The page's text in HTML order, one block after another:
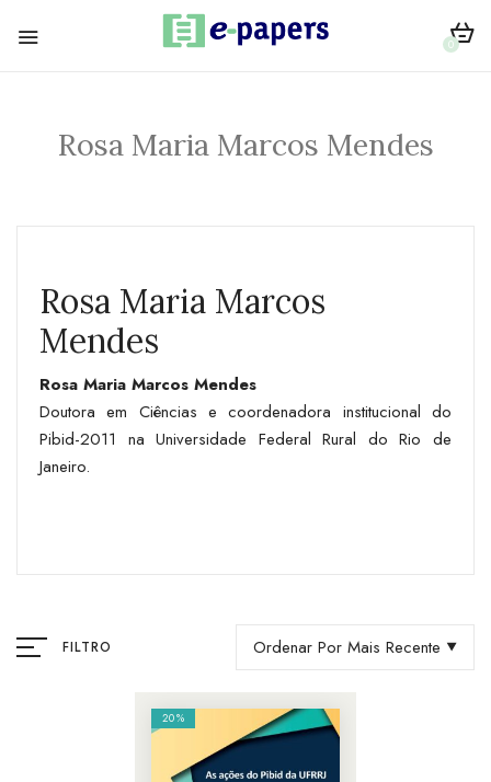
0
Rosa Maria Marcos Mendes
Rosa Maria Marcos
Mendes
Rosa Maria Marcos Mendes
Doutora em Ciências e coordenadora institucional do
Pibid-2011 na Universidade Federal Rural do Rio de
Janeiro.
FILTRO Ordenar Por Mais Recente
20%